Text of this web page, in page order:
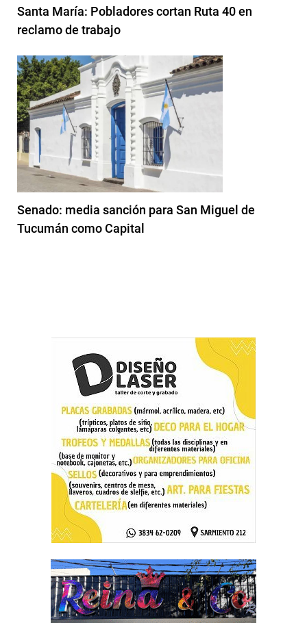
Santa María: Pobladores cortan Ruta 40 en
reclamo de trabajo
Senado: media sanción para San Miguel de
Tucumán como Capital